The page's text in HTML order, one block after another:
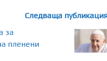
Следваща
за
пленени